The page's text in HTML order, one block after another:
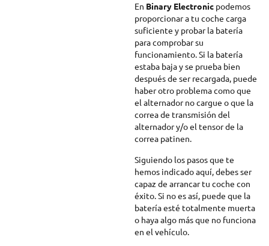
En Binary Electronic podemos
proporcionar a tu coche carga
suficiente y probar la batería
para comprobar su
funcionamiento. Si la batería
estaba baja y se prueba bien
después de ser recargada, puede
haber otro problema como que
el alternador no cargue o que la
correa de transmisión del
alternador y/o el tensor de la
correa patinen.
Siguiendo los pasos que te
hemos indicado aquí, debes ser
capaz de arrancar tu coche con
éxito. Si no es así, puede que la
batería esté totalmente muerta
o haya algo más que no funciona
en el vehículo.